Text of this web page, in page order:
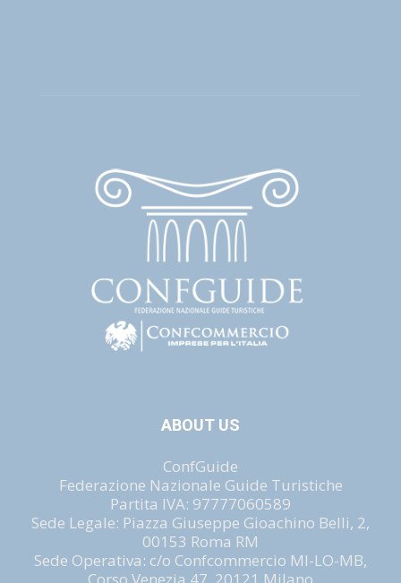
ABOUT US
ConfGuide
Federazione Nazionale Guide Turistiche
Partita IVA: 97777060589
Sede Legale: Piazza Giuseppe Gioachino Belli, 2,
00153 Roma RM
Sede Operativa: c/o Confcommercio MI-LO-MB,